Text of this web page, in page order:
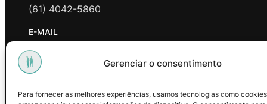
Gerenciar o consentimento
Para fornecer as melhores experiências, usamos tecnologias como
(61) 4042-5860
E-MAIL
contato@promasters.net.br
HORÁRIO DE ATENDIMENTO